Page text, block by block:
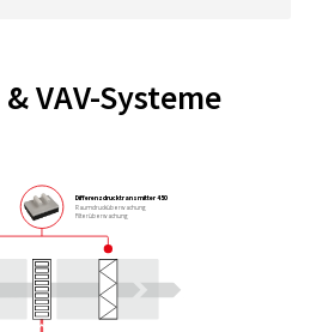
VAV-Systeme
Raumdrucküberwachung
Filterüberwachung
Differenzdrucktransmitter 450